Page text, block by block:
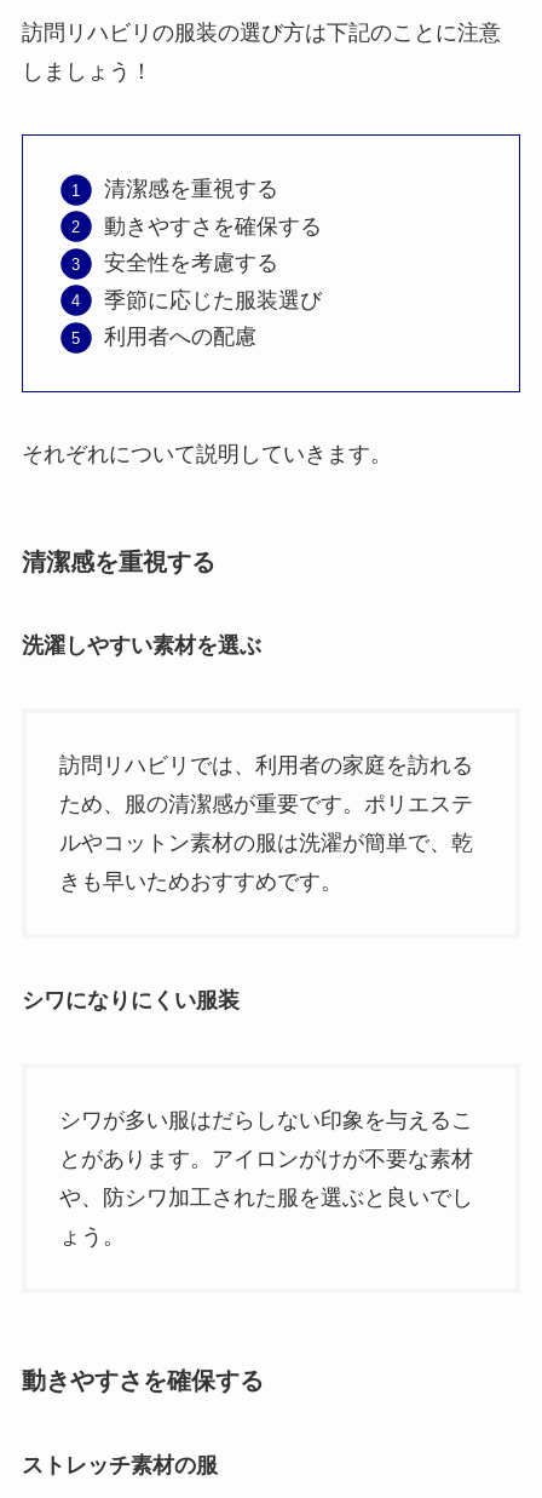
訪問リハビリの服装の選び方は下記のことに注意
しましょう！
清潔感を重視する
動きやすさを確保する
安全性を考慮する
季節に応じた服装選び
利用者への配慮
それぞれについて説明していきます。
清潔感を重視する
洗濯しやすい素材を選ぶ
訪問リハビリでは、利用者の家庭を訪れる
ため、服の清潔感が重要です。ポリエステ
ルやコットン素材の服は洗濯が簡単で、乾
きも早いためおすすめです。
シワになりにくい服装
シワが多い服はだらしない印象を与えるこ
とがあります。アイロンがけが不要な素材
や、防シワ加工された服を選ぶと良いでし
ょう。
動きやすさを確保する
ストレッチ素材の服